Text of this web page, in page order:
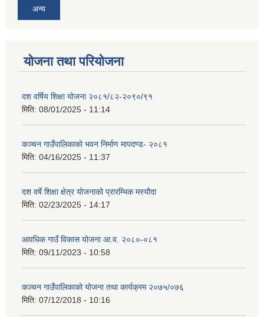
अन्य
योजना तथा परियोजना
दश वर्षिय शिक्षा योजना २०८१/८२-२०९०/९१
मिति: 08/01/2025 - 11:14
कञ्‍चन गाउँपालिकाको भवन निर्माण मापदण्ड- २०८१
मिति: 04/16/2025 - 11:37
दश वर्षे शिक्षा क्षेत्र योजनाको प्रारम्भिक मस्यौदा
मिति: 02/23/2025 - 14:17
आवधिक गाउँ विकास योजना आ.व. २०८०-०८१
मिति: 09/11/2023 - 10:58
कञ्चन गाउँपालिकाको योजना तथा कार्यक्रम २०७५/०७६
मिति: 07/12/2018 - 10:16